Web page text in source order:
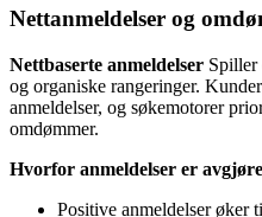
Nettanmeldelser og
Nettbaserte anmeldelser Spiller
og organiske rangeringer.
anmeldelser, og søkemotorer
omdømmer.
Hvorfor anmeldelser er
Positive anmeldelser øker